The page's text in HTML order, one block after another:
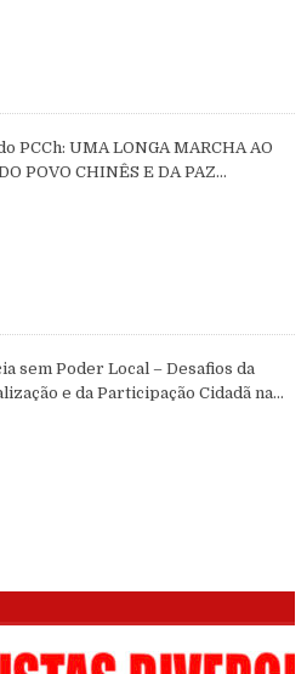
PCCh: UMA LONGA MARCHA AO
POVO CHINÊS E DA PAZ
sem Poder Local – Desafios da
e da Participação Cidadã na